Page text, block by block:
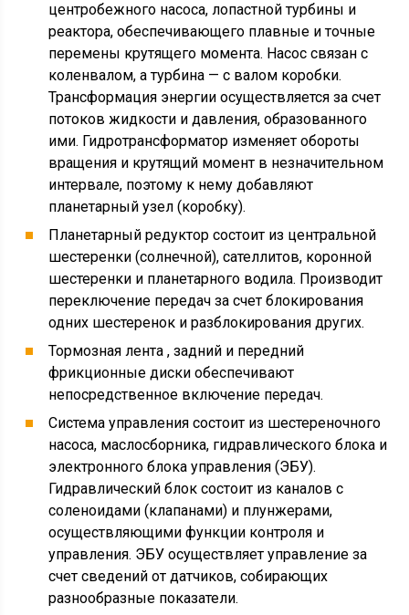
центробежного насоса, лопастной турбины и
реактора, обеспечивающего плавные и точные
перемены крутящего момента. Насос связан с
коленвалом, а турбина — с валом коробки.
Трансформация энергии осуществляется за счет
потоков жидкости и давления, образованного
ими. Гидротрансформатор изменяет обороты
вращения и крутящий момент в незначительном
интервале, поэтому к нему добавляют
планетарный узел (коробку).
Планетарный редуктор состоит из центральной
шестеренки (солнечной), сателлитов, коронной
шестеренки и планетарного водила. Производит
переключение передач за счет блокирования
одних шестеренок и разблокирования других.
Тормозная лента , задний и передний
фрикционные диски обеспечивают
непосредственное включение передач.
Система управления состоит из шестереночного
насоса, маслосборника, гидравлического блока и
электронного блока управления (ЭБУ).
Гидравлический блок состоит из каналов с
соленоидами (клапанами) и плунжерами,
осуществляющими функции контроля и
управления. ЭБУ осуществляет управление за
счет сведений от датчиков, собирающих
разнообразные показатели.